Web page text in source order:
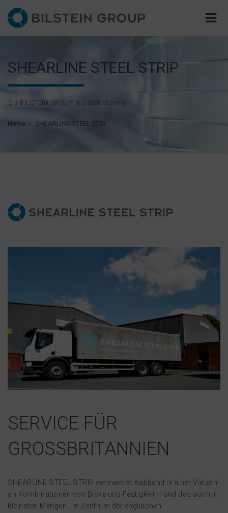
SHEARLINE STEEL STRIP
Die BILSTEIN GROUP in Großbritannien
Home SHEARLINE STEEL STRI ...
SERVICE FÜR
GROSSBRITANNIEN
SHEARLINE STEEL STRIP vermarktet Kaltband in einer Vielzahl
an Kombinationen von Dicke und Festigkeit – und das auch in
kleinsten Mengen. Im Zentrum der englischen